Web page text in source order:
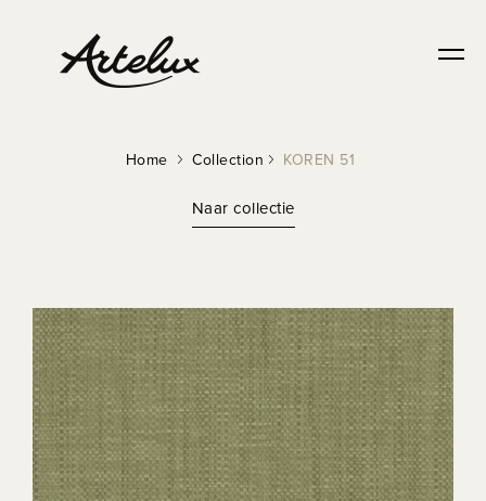
Home Collection KOREN 51
Naar collectie